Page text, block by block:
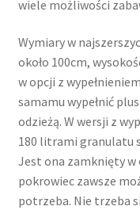
wiele możliwości
Wymiary w
około 100cm,
w opcji z
samamu wypełnić
odzieżą. W wersji z
180 litrami granulatu
Jest ona zamknięty w
pokrowiec zawsze
potrzeba. Nie trzeba